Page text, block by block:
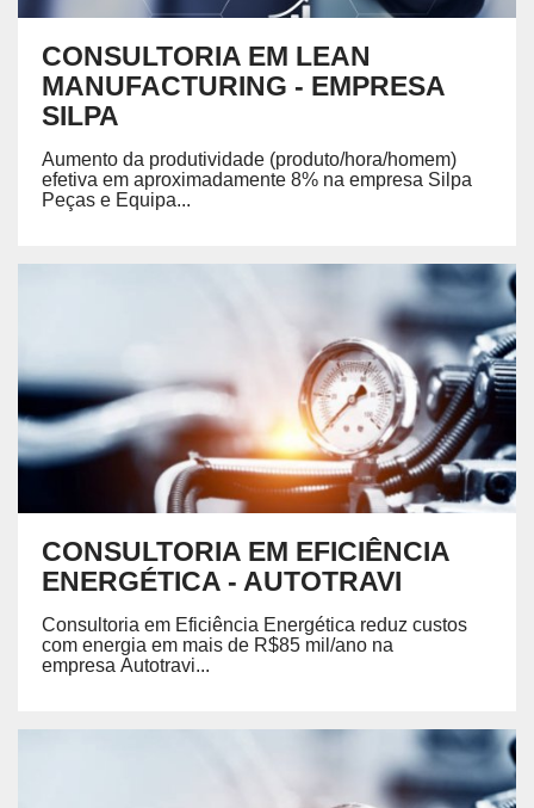
CONSULTORIA EM LEAN
MANUFACTURING - EMPRESA
SILPA
Aumento da produtividade (produto/hora/homem)
efetiva em aproximadamente 8% na empresa Silpa
Peças e Equipa...
CONSULTORIA EM EFICIÊNCIA
ENERGÉTICA - AUTOTRAVI
Consultoria em Eficiência Energética reduz custos
com energia em mais de R$85 mil/ano na
empresa Autotravi...